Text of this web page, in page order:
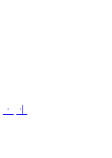
ㆍ
ㆎ